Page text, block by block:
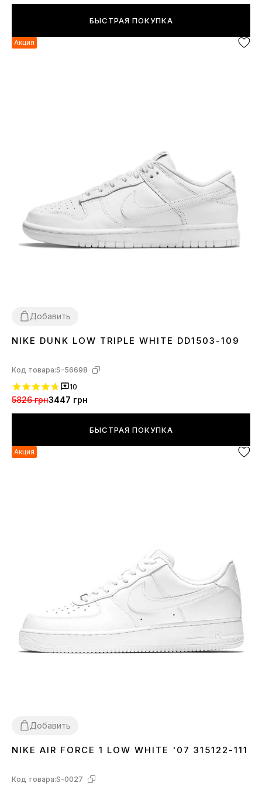
БЫСТРАЯ ПОКУПКА
Акция
Добавить
3637 383940 4142 43 4445
NIKE DUNK LOW TRIPLE WHITE DD1503-109
Код товара:S-56698
10
5826 грн3447 грн
БЫСТРАЯ ПОКУПКА
Акция
Добавить
3637 38 39 40414243 444546
NIKE AIR FORCE 1 LOW WHITE '07 315122-111
Код товара:S-0027